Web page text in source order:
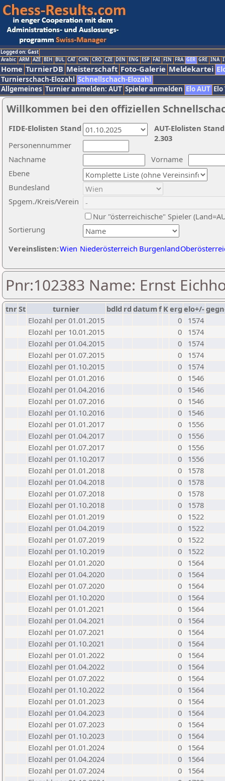
Logged on: Gast
Arabic ARM AZE BIH BUL CAT CHN CRO CZE DEN ENG ESP FAI FIN FRA GER GRE INA
Home TurnierDB Meisterschaft Foto-Galerie Meldekartei
Turnierschach-Elozahl Schnellschach-Elozahl
Allgemeines Turnier anmelden: AUT Spieler anmelden Elo AUT
Willkommen bei den offiziellen
Nachname
Vorname
Ebene
Sortierung
Personennummer
Bundesland
Spgem./Kreis/Verein
Nur "österreichische" Spieler
Vereinslisten:Wien Niederösterreich Burgenland
AUT-Elolisten
2.303
FIDE-Elolisten Stand
Pnr:102383 Name: Ernst
tnrSt turnier bdld rd datumf Kerg elo+/-
Elozahl per 01.01.2015
0
1574
Elozahl per 10.01.2015
0
1574
Elozahl per 01.04.2015
0
1574
Elozahl per 01.07.2015
0
1574
Elozahl per 01.10.2015
0
1574
Elozahl per 01.01.2016
0
1546
Elozahl per 01.04.2016
0
1546
Elozahl per 01.07.2016
0
1546
Elozahl per 01.10.2016
0
1546
Elozahl per 01.01.2017
0
1556
Elozahl per 01.04.2017
0
1556
Elozahl per 01.07.2017
0
1556
Elozahl per 01.10.2017
0
1556
Elozahl per 01.01.2018
0
1578
Elozahl per 01.04.2018
0
1578
Elozahl per 01.07.2018
0
1578
Elozahl per 01.10.2018
0
1578
Elozahl per 01.01.2019
0
1522
Elozahl per 01.04.2019
0
1522
Elozahl per 01.07.2019
0
1522
Elozahl per 01.10.2019
0
1522
Elozahl per 01.01.2020
0
1564
Elozahl per 01.04.2020
0
1564
Elozahl per 01.07.2020
0
1564
Elozahl per 01.10.2020
0
1564
Elozahl per 01.01.2021
0
1564
Elozahl per 01.04.2021
0
1564
Elozahl per 01.07.2021
0
1564
Elozahl per 01.10.2021
0
1564
Elozahl per 01.01.2022
0
1564
Elozahl per 01.04.2022
0
1564
Elozahl per 01.07.2022
0
1564
Elozahl per 01.10.2022
0
1564
Elozahl per 01.01.2023
0
1564
Elozahl per 01.04.2023
0
1564
Elozahl per 01.07.2023
0
1564
Elozahl per 01.10.2023
0
1564
Elozahl per 01.01.2024
0
1564
Elozahl per 01.04.2024
0
1564
Elozahl per 01.07.2024
0
1564